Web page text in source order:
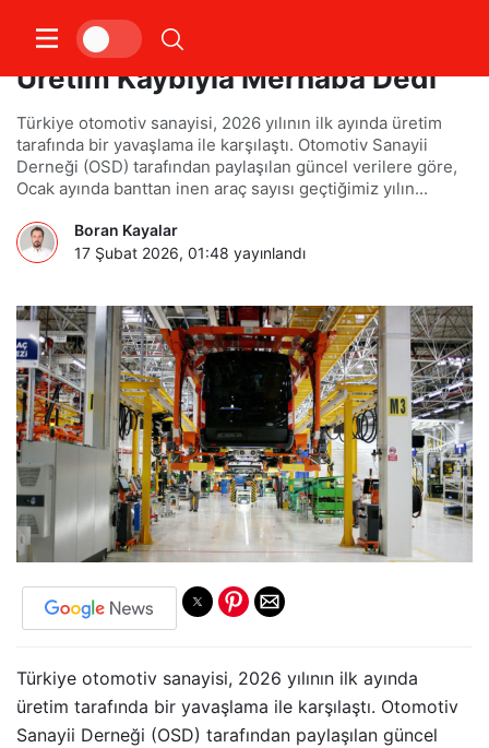
Otomotiv Sektörü 2026 Yılına
Üretim Kaybıyla Merhaba Dedi
Türkiye otomotiv sanayisi, 2026 yılının ilk ayında üretim
tarafında bir yavaşlama ile karşılaştı. Otomotiv Sanayii
Derneği (OSD) tarafından paylaşılan güncel verilere göre,
Ocak ayında banttan inen araç sayısı geçtiğimiz yılın...
Boran Kayalar
17 Şubat 2026, 01:48 yayınlandı
Türkiye otomotiv sanayisi, 2026 yılının ilk ayında
üretim tarafında bir yavaşlama ile karşılaştı. Otomotiv
Sanayii Derneği (OSD) tarafından paylaşılan güncel